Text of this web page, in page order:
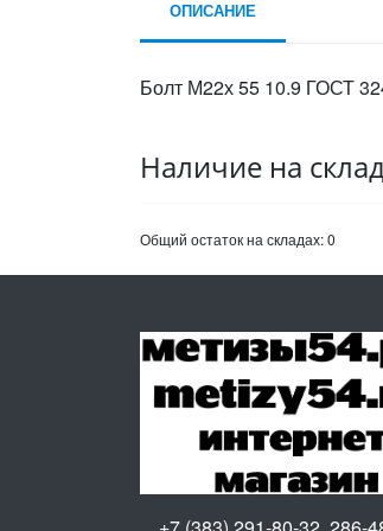
ОПИСАНИЕ
Болт М22х 55 10.9 ГОСТ
Наличие на
Общий остаток на складах:0